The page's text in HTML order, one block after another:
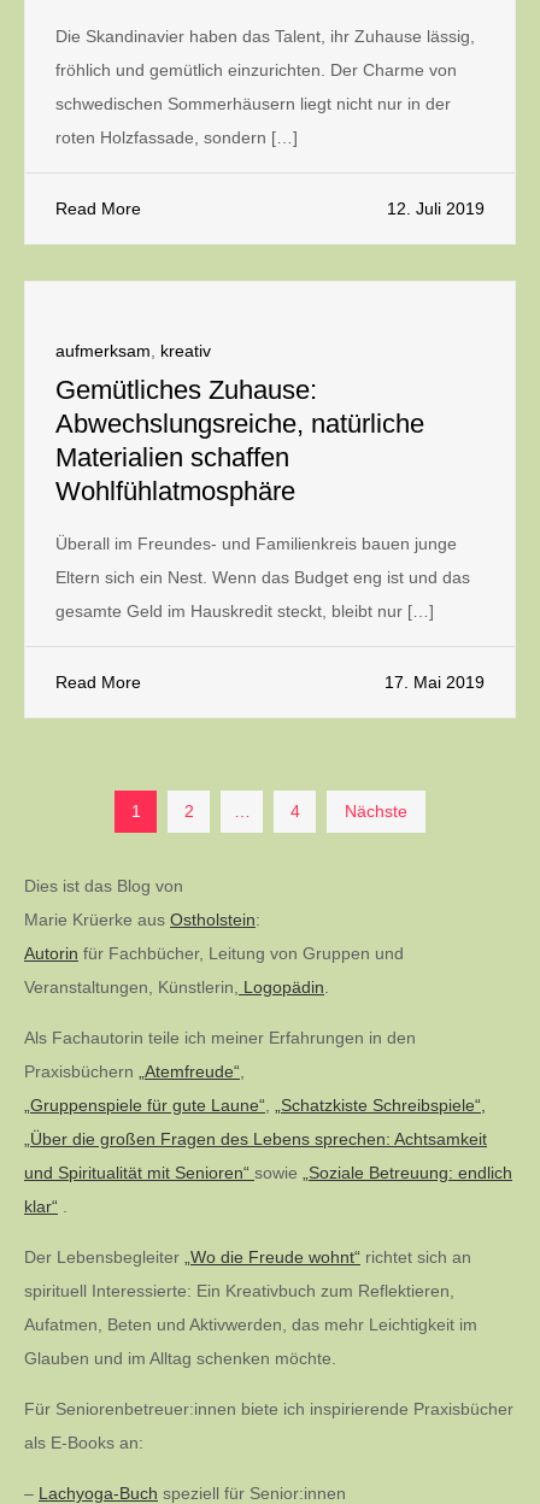
Die Skandinavier haben das Talent, ihr Zuhause lässig,
fröhlich und gemütlich einzurichten. Der Charme von
schwedischen Sommerhäusern liegt nicht nur in der
roten Holzfassade, sondern […]
Read More 12. Juli 2019
aufmerksam kreativ
Gemütliches Zuhause:
Abwechslungsreiche, natürliche
Materialien schaffen
Wohlfühlatmosphäre
Überall im Freundes- und Familienkreis bauen junge
Eltern sich ein Nest. Wenn das Budget eng ist und das
gesamte Geld im Hauskredit steckt, bleibt nur […]
Read More 17. Mai 2019
Seitennummerierung
der
Beiträge
1 2 4 Nächste
Dies ist das Blog von
Marie Krüerke aus Ostholstein:
Autorin für Fachbücher, Leitung von Gruppen und
Veranstaltungen, Künstlerin,
Logopädin
Als Fachautorin teile ich meiner Erfahrungen in den
Praxisbüchern
„Atemfreude“
„Gruppenspiele für gute Laune“
„Schatzkiste Schreibspiele“,
„Über die großen Fragen des Lebens sprechen: Achtsamkeit
und Spiritualität mit Senioren“ sowie
„Soziale Betreuung: endlich
klar“
Der Lebensbegleiter „Wo die Freude wohnt“ richtet sich an
spirituell Interessierte: Ein Kreativbuch zum Reflektieren,
Aufatmen, Beten und Aktivwerden, das mehr Leichtigkeit im
Glauben und im Alltag schenken möchte.
Für Seniorenbetreuer:innen biete ich inspirierende Praxisbücher
als E-Books an:
– Lachyoga-Buch speziell für Senior:innen